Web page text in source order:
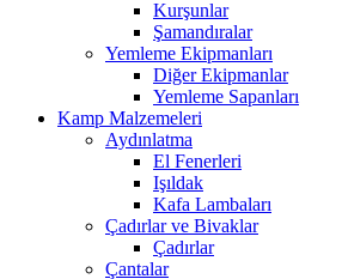
Kurşunlar
Şamandıralar
Yemleme Ekipmanları
Diğer Ekipmanlar
Yemleme Sapanları
Kamp Malzemeleri
Aydınlatma
El Fenerleri
Işıldak
Kafa Lambaları
Çadırlar ve Bivaklar
Çadırlar
Çantalar